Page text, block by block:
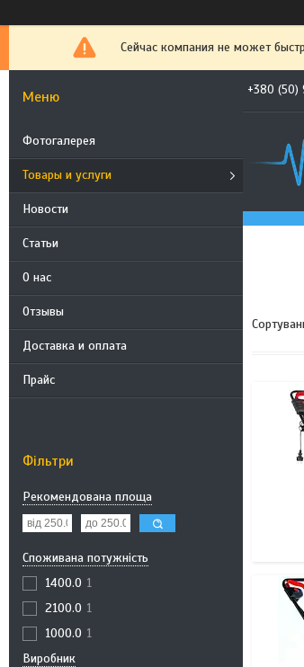
Сейчас компания не может
Фотогалерея
Товары и услуги
Новости
Статьи
О нас
Отзывы
Доставка и оплата
Прайс
Фільтри
Рекомендована площа
Споживана потужність
1400.0 1
2100.0 1
1000.0 1
Виробник
+380 (50)